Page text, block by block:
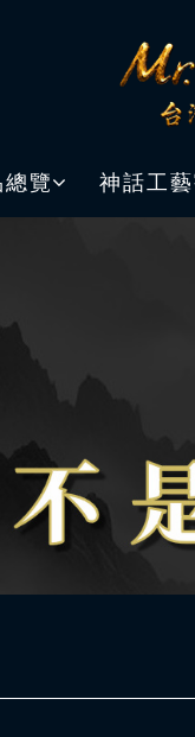
總覽 神話工